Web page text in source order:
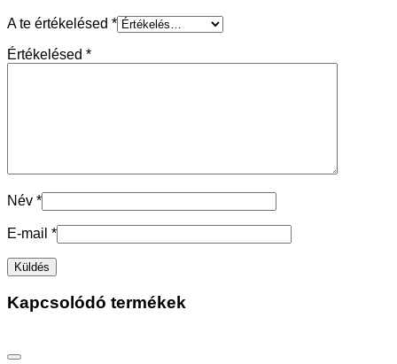
A te értékelésed *
Értékelésed *
Név *
E-mail *
Kapcsolódó termékek